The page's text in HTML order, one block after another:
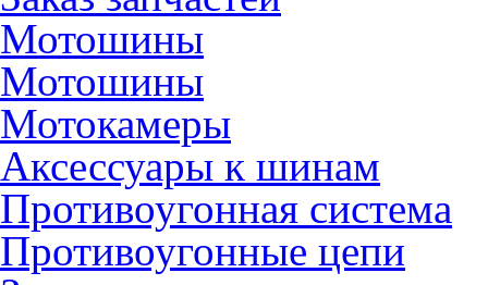
Мотошины
Мотошины
Мотокамеры
Аксессуары к шинам
Противоугонная система
Противоугонные цепи